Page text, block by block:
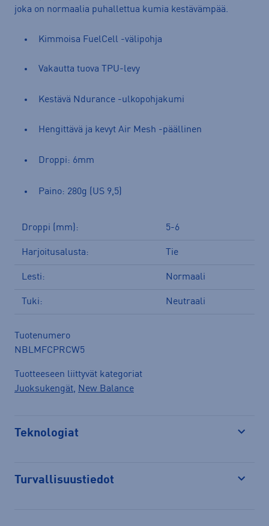
joka on normaalia puhallettua kumia kestävämpää.
Kimmoisa FuelCell -välipohja
Vakautta tuova TPU-levy
Kestävä Ndurance -ulkopohjakumi
Hengittävä ja kevyt Air Mesh -päällinen
Droppi: 6mm
Paino: 280g (US 9,5)
Droppi (mm): 5-6
Harjoitusalusta: Tie
Lesti: Normaali
Tuki: Neutraali
Tuotenumero
NBLMFCPRCW5
Tuotteeseen liittyvät kategoriat
Juoksukengät, New Balance
Teknologiat
Turvallisuustiedot